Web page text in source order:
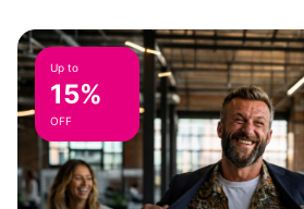
Up to
15%
OFF